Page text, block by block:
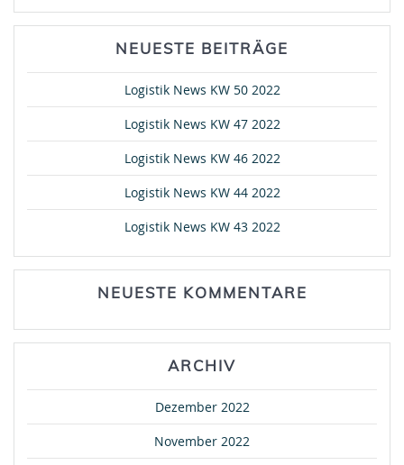
NEUESTE BEITRÄGE
Logistik News KW 50 2022
Logistik News KW 47 2022
Logistik News KW 46 2022
Logistik News KW 44 2022
Logistik News KW 43 2022
NEUESTE KOMMENTARE
ARCHIV
Dezember 2022
November 2022